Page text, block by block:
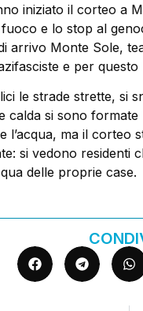
iniziato il corteo a
e lo stop al
arrivo Monte Sole,
e per
le strade strette, si
calda si sono
l’acqua, ma il corteo
si vedono residenti
delle proprie case.